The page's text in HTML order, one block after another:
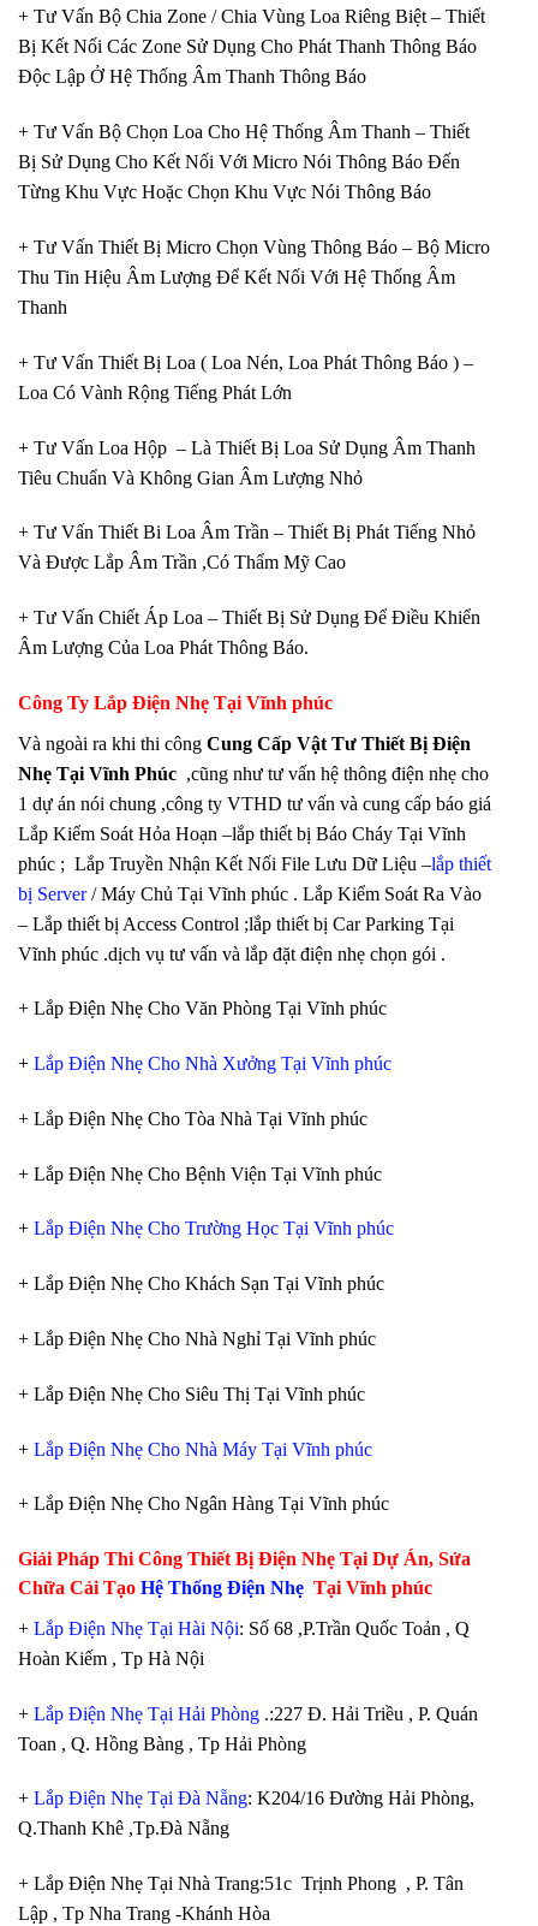
+ Tư Vấn Bộ Chia Zone / Chia Vùng Loa Riêng Biệt – Thiết
Bị Kết Nối Các Zone Sử Dụng Cho Phát Thanh Thông Báo
Độc Lập Ở Hệ Thống Âm Thanh Thông Báo
+ Tư Vấn Bộ Chọn Loa Cho Hệ Thống Âm Thanh – Thiết
Bị Sử Dụng Cho Kết Nối Với Micro Nói Thông Báo Đến
Từng Khu Vực Hoặc Chọn Khu Vực Nói Thông Báo
+ Tư Vấn Thiết Bị Micro Chọn Vùng Thông Báo – Bộ Micro
Thu Tin Hiệu Âm Lượng Để Kết Nối Với Hệ Thống Âm
Thanh
+ Tư Vấn Thiết Bị Loa ( Loa Nén, Loa Phát Thông Báo ) –
Loa Có Vành Rộng Tiếng Phát Lớn
+ Tư Vấn Loa Hộp – Là Thiết Bị Loa Sử Dụng Âm Thanh
Tiêu Chuẩn Và Không Gian Âm Lượng Nhỏ
+ Tư Vấn Thiết Bi Loa Âm Trần – Thiết Bị Phát Tiếng Nhỏ
Và Được Lắp Âm Trần ,Có Thẩm Mỹ Cao
+ Tư Vấn Chiết Áp Loa – Thiết Bị Sử Dụng Để Điều Khiển
Âm Lượng Của Loa Phát Thông Báo.
Công Ty Lắp Điện Nhẹ Tại Vĩnh phúc
Và ngoài ra khi thi công Cung Cấp Vật Tư Thiết Bị Điện
Nhẹ Tại Vĩnh Phúc ,cũng như tư vấn hệ thông điện nhẹ cho
1 dự án nói chung ,công ty VTHD tư vấn và cung cấp báo giá
Lắp Kiểm Soát Hỏa Hoạn –lắp thiết bị Báo Cháy Tại Vĩnh
phúc ; Lắp Truyền Nhận Kết Nối File Lưu Dữ Liệu –lắp thiết
bị Server/ Máy Chủ Tại Vĩnh phúc . Lắp Kiểm Soát Ra Vào
– Lắp thiết bị Access Control ;lắp thiết bị Car Parking Tại
Vĩnh phúc .dịch vụ tư vấn và lắp đặt điện nhẹ chọn gói .
+ Lắp Điện Nhẹ Cho Văn Phòng Tại Vĩnh phúc
+ Lắp Điện Nhẹ Cho Nhà Xưởng Tại Vĩnh phúc
+ Lắp Điện Nhẹ Cho Tòa Nhà Tại Vĩnh phúc
+ Lắp Điện Nhẹ Cho Bệnh Viện Tại Vĩnh phúc
+ Lắp Điện Nhẹ Cho Trường Học Tại Vĩnh phúc
+ Lắp Điện Nhẹ Cho Khách Sạn Tại Vĩnh phúc
+ Lắp Điện Nhẹ Cho Nhà Nghỉ Tại Vĩnh phúc
+ Lắp Điện Nhẹ Cho Siêu Thị Tại Vĩnh phúc
+ Lắp Điện Nhẹ Cho Nhà Máy Tại Vĩnh phúc
+ Lắp Điện Nhẹ Cho Ngân Hàng Tại Vĩnh phúc
Giải Pháp Thi Công Thiết Bị Điện Nhẹ Tại Dự Án, Sửa
Chữa Cải Tạo Hệ Thống Điện Nhẹ Tại Vĩnh phúc
+ Lắp Điện Nhẹ Tại Hài Nội: Số 68 ,P.Trần Quốc Toản , Q
Hoàn Kiếm , Tp Hà Nội
+ Lắp Điện Nhẹ Tại Hải Phòng .:227 Đ. Hải Triều , P. Quán
Toan , Q. Hồng Bàng , Tp Hải Phòng
+ Lắp Điện Nhẹ Tại Đà Nẵng: K204/16 Đường Hải Phòng,
Q.Thanh Khê ,Tp.Đà Nẵng
+ Lắp Điện Nhẹ Tại Nhà Trang:51c Trịnh Phong , P. Tân
Lập , Tp Nha Trang -Khánh Hòa